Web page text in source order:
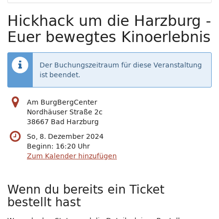
Hickhack um die Harzburg -
Euer bewegtes Kinoerlebnis
Der Buchungszeitraum für diese Veranstaltung
ist beendet.
Am BurgBergCenter
Nordhäuser Straße 2c
38667 Bad Harzburg
So, 8. Dezember 2024
Beginn: 16:20 Uhr
Zum Kalender hinzufügen
Wenn du bereits ein Ticket
bestellt hast